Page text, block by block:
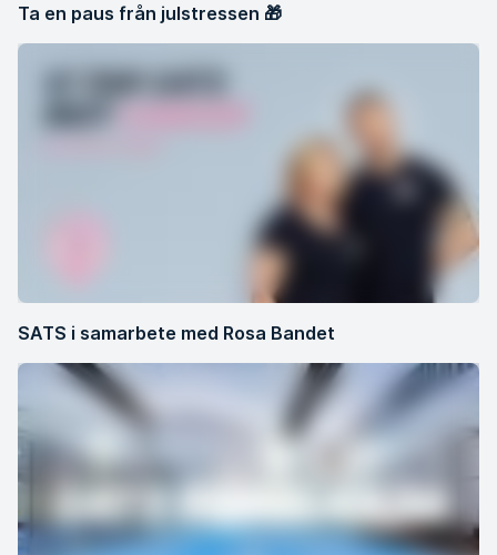
Ta en paus från julstressen 🎁
SATS i samarbete med Rosa Bandet